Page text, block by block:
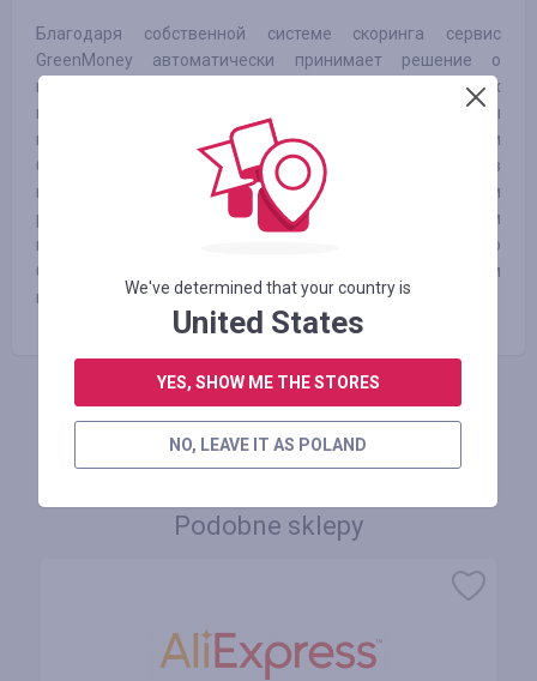
Благодаря собственной системе скоринга сервис
GreenMoney автоматически принимает решение о
выдаче займа, основываясь на нескольких тысячах
параметров. Для удобства погашения займов мы
предусмотрели разные варианты: при помощи
банковской карты, электронных денег, интернет-банков
или наличными. Каждый день мы помогаем людям
решать срочные финансовые проблемы. Мы прилагаем
все усилия, чтобы наше взаимодействие было как можно
более удобным для вас, поэтому максимально упрощаем
процесс выдачи займа.
Podobne sklepy
We've determined that your country is
United States
YES, SHOW ME THE STORES
NO, LEAVE IT AS POLAND